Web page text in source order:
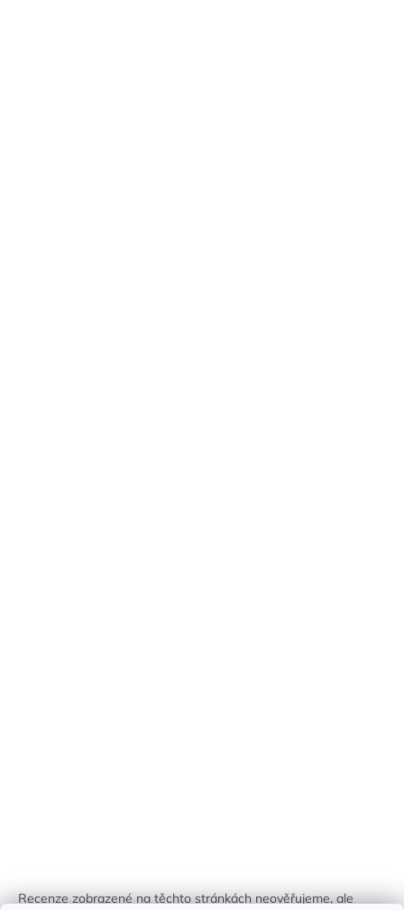
Recenze zobrazené na těchto stránkách neověřujeme, ale